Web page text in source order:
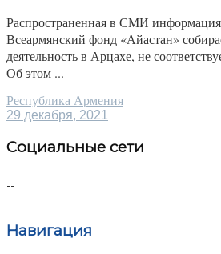
Распространенная в СМИ
Всеармянский фонд «Айастан»
деятельность в Арцахе, не
Об этом ...
Республика Армения
29 декабря, 2021
Социальные сети
Навигация